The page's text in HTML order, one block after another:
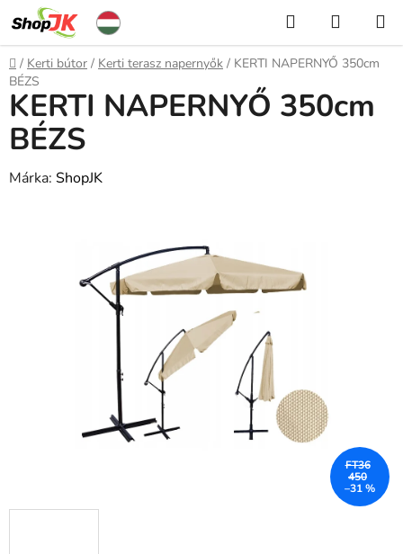
Ugrás
fő
tartalomhoz
KeresésKOSÁR
Kezdőlap
/ Kerti bútor / Kerti terasz napernyők / KERTI NAPERNYŐ 350cm
BÉZS
KERTI NAPERNYŐ 350cm
BÉZS
Márka: ShopJK
FT36
450
–31 %